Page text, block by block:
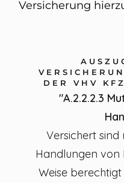
Versicherung
DER VHV
"A.2.2.2.3
Versichert
Handlungen von
Weise